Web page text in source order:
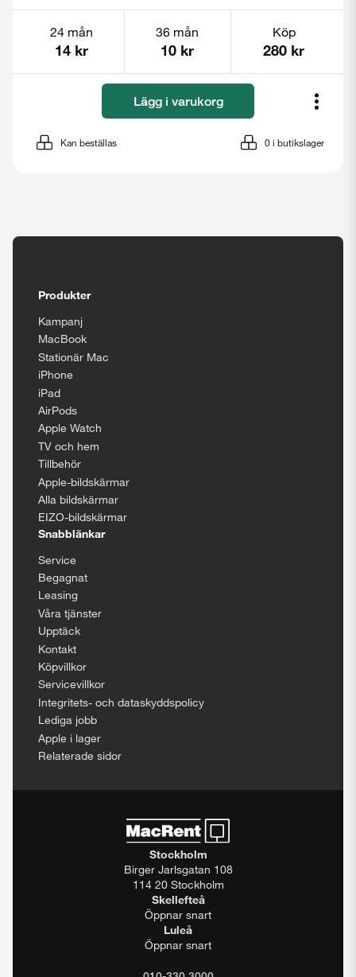
24 mån
14 kr
36 mån
10 kr
Köp
280 kr
Lägg i varukorg
Kan beställas 0 i butikslager
Produkter
Kampanj
MacBook
Stationär Mac
iPhone
iPad
AirPods
Apple Watch
TV och hem
Tillbehör
Apple-bildskärmar
Alla bildskärmar
EIZO-bildskärmar
Snabblänkar
Service
Begagnat
Leasing
Våra tjänster
Upptäck
Kontakt
Köpvillkor
Servicevillkor
Integritets- och dataskyddspolicy
Lediga jobb
Apple i lager
Relaterade sidor
Stockholm
Birger Jarlsgatan 108
114 20 Stockholm
Skellefteå
Öppnar snart
Luleå
Öppnar snart